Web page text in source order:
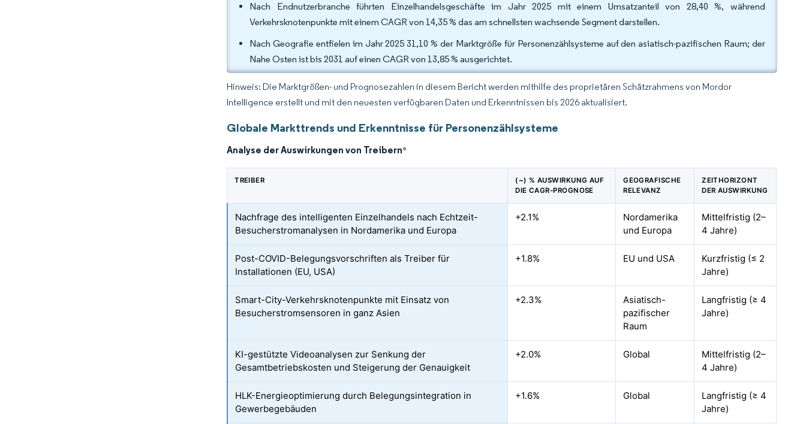
Nach Endnutzerbranche führten Einzelhandelsgeschäfte im Jahr 2025 mit einem Umsatzanteil von 28,40 %, während
Verkehrsknotenpunkte mit einem CAGR von 14,35 % das am schnellsten wachsende Segment darstellen.
Nach Geografie entfielen im Jahr 2025 31,10 % der Marktgröße für Personenzählsysteme auf den asiatisch-pazifischen Raum; der
Nahe Osten ist bis 2031 auf einen CAGR von 13,85 % ausgerichtet.
Hinweis: Die Marktgrößen- und Prognosezahlen in diesem Bericht werden mithilfe des proprietären Schätzrahmens von Mordor
Intelligence erstellt und mit den neuesten verfügbaren Daten und Erkenntnissen bis 2026 aktualisiert.
Globale Markttrends und Erkenntnisse für Personenzählsysteme
Analyse der Auswirkungen von Treibern*
TREIBER
(~) % AUSWIRKUNG AUF
DIE CAGR-PROGNOSE
GEOGRAFISCHE
RELEVANZ
ZEITHORIZONT
DER AUSWIRKUNG
Nachfrage des intelligenten Einzelhandels nach Echtzeit-
Besucherstromanalysen in Nordamerika und Europa
+2.1%
Nordamerika
und Europa
Mittelfristig (2–
4 Jahre)
Post-COVID-Belegungsvorschriften als Treiber für
Installationen (EU, USA)
+1.8% EU und USA
Kurzfristig (≤ 2
Jahre)
Smart-City-Verkehrsknotenpunkte mit Einsatz von
Besucherstromsensoren in ganz Asien
+2.3%
Asiatisch-
pazifischer
Raum
Langfristig (≥ 4
Jahre)
KI-gestützte Videoanalysen zur Senkung der
Gesamtbetriebskosten und Steigerung der Genauigkeit
+2.0% Global
Mittelfristig (2–
4 Jahre)
HLK-Energieoptimierung durch Belegungsintegration in
Gewerbegebäuden
+1.6% Global
Langfristig (≥ 4
Jahre)